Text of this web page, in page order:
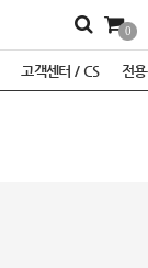
0
고객센터 / CS 전